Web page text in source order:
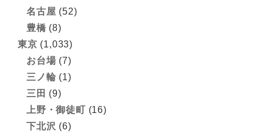
名古屋 (52)
豊橋 (8)
東京 (1,033)
お台場 (7)
三ノ輪 (1)
三田 (9)
上野・御徒町 (16)
下北沢 (6)